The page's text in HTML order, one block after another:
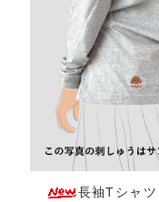
長袖Tシャ